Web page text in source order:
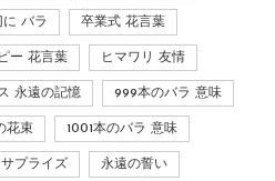
に バラ 卒業式 花言葉
ー 花言葉 ヒマワリ 友情
永遠の記憶 999本のバラ 意味
花束 1001本のバラ 意味
プライズ 永遠の誓い